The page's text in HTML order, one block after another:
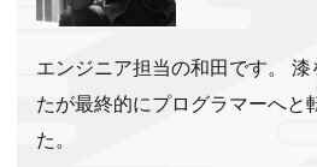
エンジニア担当の和田です。
たが最終的にプログラマーへと
た。